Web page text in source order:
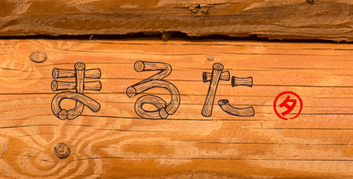
月島もんじゃストリートのも
んじゃ屋「まるた」
月島のもんじゃ焼き「まるた」より最
新のお知らせ